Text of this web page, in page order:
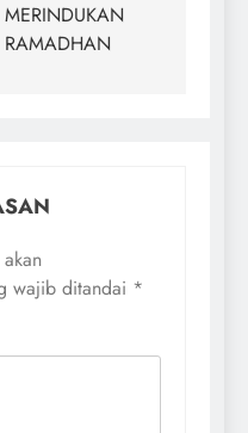
MERINDUKAN
RAMADHAN
wajib ditandai *